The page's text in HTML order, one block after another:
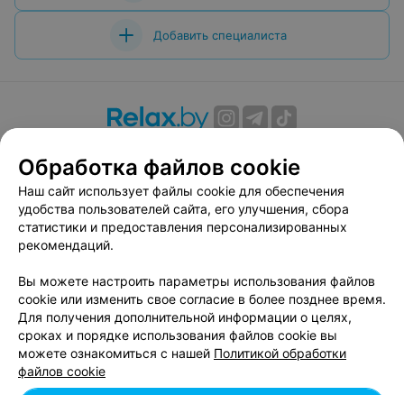
Добавить специалиста
Вакансии
Публичный договор
Способы оплаты
Публичный договор по использованию сервиса
«Афиша»
Пользовательское соглашение
Связаться по вопросам сотрудничества
Написать руководителю relax.by
Персональные настройки cookie
Обработка персональных данных
Обработка файлов cookie
Наш сайт использует файлы cookie для обеспечения
удобства пользователей сайта, его улучшения, сбора
статистики и предоставления персонализированных
рекомендаций.
Вы можете настроить параметры использования файлов
cookie или изменить свое согласие в более позднее время.
Для получения дополнительной информации о целях,
сроках и порядке использования файлов cookie вы
можете ознакомиться с нашей Политикой обработки
файлов cookie